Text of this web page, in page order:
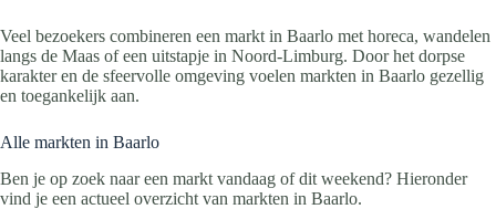
Veel bezoekers combineren een markt in Baarlo met horeca, wandelen
langs de Maas of een uitstapje in Noord-Limburg. Door het dorpse
karakter en de sfeervolle omgeving voelen markten in Baarlo gezellig
en toegankelijk aan.
Alle markten in Baarlo
Ben je op zoek naar een markt vandaag of dit weekend? Hieronder
vind je een actueel overzicht van markten in Baarlo.